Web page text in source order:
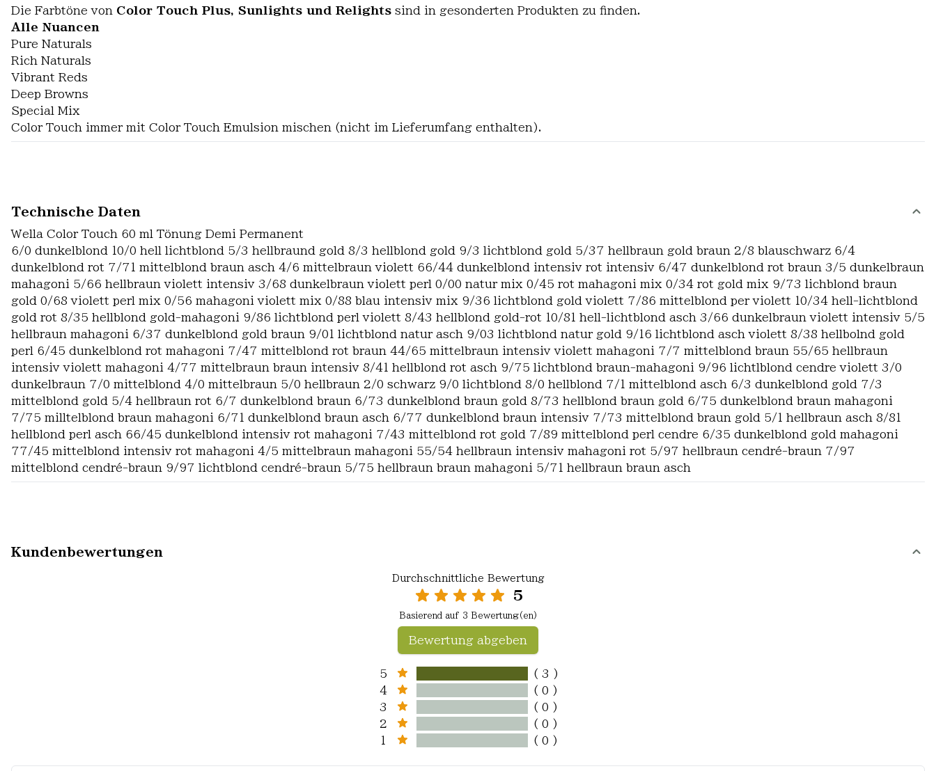
Die Farbtöne von Color Touch Plus, Sunlights und Relights sind in gesonderten Produkten zu finden.
Alle Nuancen
Pure Naturals
Rich Naturals
Vibrant Reds
Deep Browns
Special Mix
Color Touch immer mit Color Touch Emulsion mischen (nicht im Lieferumfang enthalten).
Technische Daten
Wella Color Touch 60 ml Tönung Demi Permanent
6/0 dunkelblond 10/0 hell lichtblond 5/3 hellbraund gold 8/3 hellblond gold 9/3 lichtblond gold 5/37 hellbraun gold braun 2/8 blauschwarz 6/4
dunkelblond rot 7/71 mittelblond braun asch 4/6 mittelbraun violett 66/44 dunkelblond intensiv rot intensiv 6/47 dunkelblond rot braun 3/5 dunkelbraun
mahagoni 5/66 hellbraun violett intensiv 3/68 dunkelbraun violett perl 0/00 natur mix 0/45 rot mahagoni mix 0/34 rot gold mix 9/73 lichblond braun
gold 0/68 violett perl mix 0/56 mahagoni violett mix 0/88 blau intensiv mix 9/36 lichtblond gold violett 7/86 mittelblond per violett 10/34 hell-lichtblond
gold rot 8/35 hellblond gold-mahagoni 9/86 lichtblond perl violett 8/43 hellblond gold-rot 10/81 hell-lichtblond asch 3/66 dunkelbraun violett intensiv 5/5
hellbraun mahagoni 6/37 dunkelblond gold braun 9/01 lichtblond natur asch 9/03 lichtblond natur gold 9/16 lichtblond asch violett 8/38 hellbolnd gold
perl 6/45 dunkelblond rot mahagoni 7/47 mittelblond rot braun 44/65 mittelbraun intensiv violett mahagoni 7/7 mittelblond braun 55/65 hellbraun
intensiv violett mahagoni 4/77 mittelbraun braun intensiv 8/41 hellblond rot asch 9/75 lichtblond braun-mahagoni 9/96 lichtlblond cendre violett 3/0
dunkelbraun 7/0 mittelblond 4/0 mittelbraun 5/0 hellbraun 2/0 schwarz 9/0 lichtblond 8/0 hellblond 7/1 mittelblond asch 6/3 dunkelblond gold 7/3
mittelblond gold 5/4 hellbraun rot 6/7 dunkelblond braun 6/73 dunkelblond braun gold 8/73 hellblond braun gold 6/75 dunkelblond braun mahagoni
7/75 milltelblond braun mahagoni 6/71 dunkelblond braun asch 6/77 dunkelblond braun intensiv 7/73 mittelblond braun gold 5/1 hellbraun asch 8/81
hellblond perl asch 66/45 dunkelblond intensiv rot mahagoni 7/43 mittelblond rot gold 7/89 mittelblond perl cendre 6/35 dunkelblond gold mahagoni
77/45 mittelblond intensiv rot mahagoni 4/5 mittelbraun mahagoni 55/54 hellbraun intensiv mahagoni rot 5/97 hellbraun cendré-braun 7/97
mittelblond cendré-braun 9/97 lichtblond cendré-braun 5/75 hellbraun braun mahagoni 5/71 hellbraun braun asch
Kundenbewertungen
Durchschnittliche Bewertung
5
Basierend auf 3 Bewertung(en)
Bewertung abgeben
5
( 3 )
4
( 0 )
3
( 0 )
2
( 0 )
1
( 0 )